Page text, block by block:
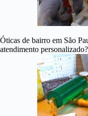
Óticas de bairro em São
atendimento personalizado?